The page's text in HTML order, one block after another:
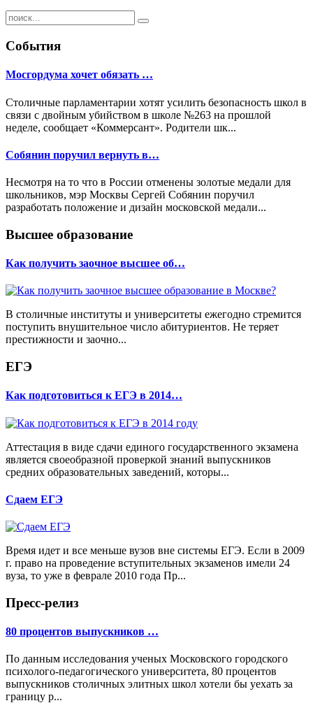
События
Мосгордума хочет обязать …
Столичные парламентарии хотят усилить безопасность школ в
связи с двойным убийством в школе №263 на прошлой
неделе, сообщает «Коммерсант». Родители шк...
Собянин поручил вернуть в…
Несмотря на то что в России отменены золотые медали для
школьников, мэр Москвы Сергей Собянин поручил
разработать положение и дизайн московской медали...
Высшее образование
Как получить заочное высшее об…
В столичные институты и университеты ежегодно стремится
поступить внушительное число абитуриентов. Не теряет
престижности и заочно...
ЕГЭ
Как подготовиться к ЕГЭ в 2014…
Аттестация в виде сдачи единого государственного экзамена
является своеобразной проверкой знаний выпускников
средних образовательных заведений, которы...
Сдаем ЕГЭ
Время идет и все меньше вузов вне системы ЕГЭ. Если в 2009
г. право на проведение вступительных экзаменов имели 24
вуза, то уже в феврале 2010 года Пр...
Пресс-релиз
80 процентов выпускников …
По данным исследования ученых Московского городского
психолого-педагогического университета, 80 процентов
выпускников столичных элитных школ хотели бы уехать за
границу р...